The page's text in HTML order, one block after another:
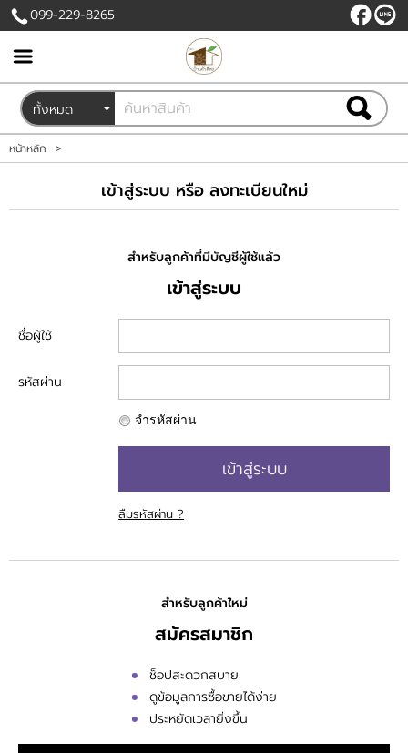
เข้าสู่ระบบ สมัครสมาชิก
สินค้าที่สนใจ( 0 )
ข่าวสาร
099-229-8265
หน้าหลัก >
เข้าสู่ระบบ หรือ ลงทะเบียนใหม่
เข้าสู่ระบบ
สำหรับลูกค้าที่มีบัญชีผู้ใช้แล้ว
ชื่อผู้ใช้
รหัสผ่าน
จำรหัสผ่าน
เข้าสู่ระบบ
ลืมรหัสผ่าน ?
สมัครสมาชิก
สำหรับลูกค้าใหม่
ช็อปสะดวกสบาย
ดูข้อมูลการซื้อขายได้ง่าย
ประหยัดเวลายิ่งขึ้น